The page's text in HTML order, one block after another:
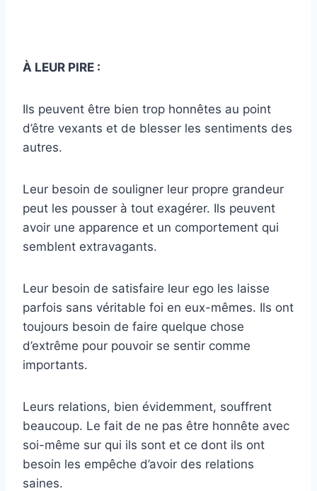
À LEUR PIRE :
Ils peuvent être bien trop honnêtes au point
d’être vexants et de blesser les sentiments des
autres.
Leur besoin de souligner leur propre grandeur
peut les pousser à tout exagérer. Ils peuvent
avoir une apparence et un comportement qui
semblent extravagants.
Leur besoin de satisfaire leur ego les laisse
parfois sans véritable foi en eux-mêmes. Ils ont
toujours besoin de faire quelque chose
d’extrême pour pouvoir se sentir comme
importants.
Leurs relations, bien évidemment, souffrent
beaucoup. Le fait de ne pas être honnête avec
soi-même sur qui ils sont et ce dont ils ont
besoin les empêche d’avoir des relations
saines.